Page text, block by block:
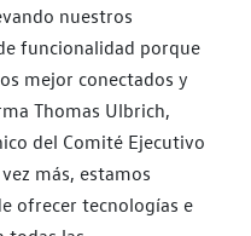
nuestros
funcionalidad porque
mejor conectados y
Thomas Ulbrich,
del Comité Ejecutivo
más, estamos
ofrecer tecnologías e